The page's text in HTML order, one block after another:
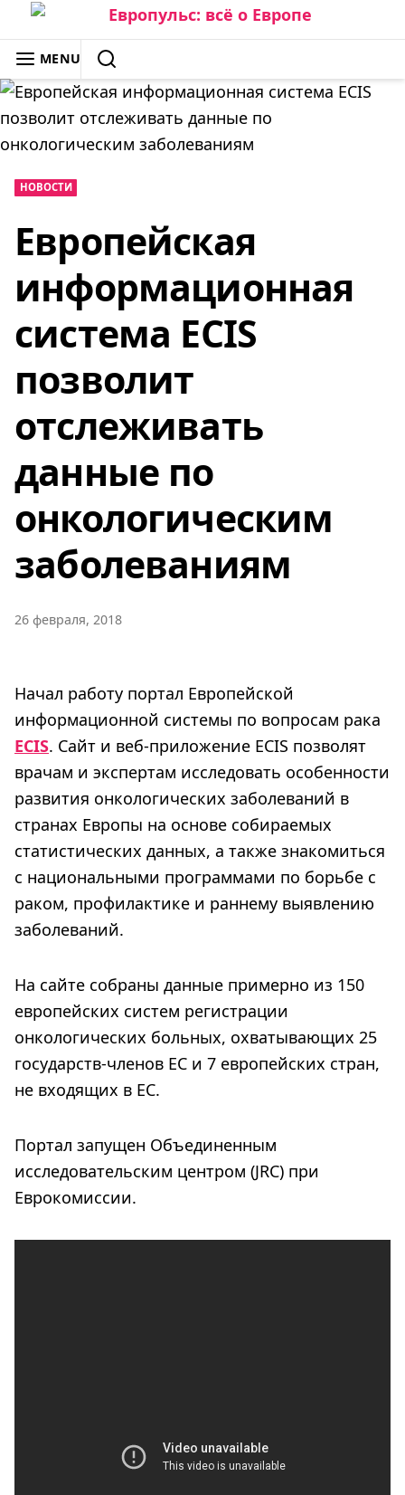
Skip
to
content
ЕВРОПУЛЬС: ВСЁ О ЕВРОПЕ
MENU
SEARCH
НОВОСТИ
Европейская
информационная
система ECIS
позволит
отслеживать
данные по
онкологическим
заболеваниям
26 февраля, 2018
Начал работу портал Европейской
информационной системы по вопросам рака
ECIS. Сайт и веб-приложение ECIS позволят
врачам и экспертам исследовать особенности
развития онкологических заболеваний в
странах Европы на основе собираемых
статистических данных, а также знакомиться
с национальными программами по борьбе с
раком, профилактике и раннему выявлению
заболеваний.
На сайте собраны данные примерно из 150
европейских систем регистрации
онкологических больных, охватывающих 25
государств-членов ЕС и 7 европейских стран,
не входящих в ЕС.
Портал запущен Объединенным
исследовательским центром (JRC) при
Еврокомиссии.